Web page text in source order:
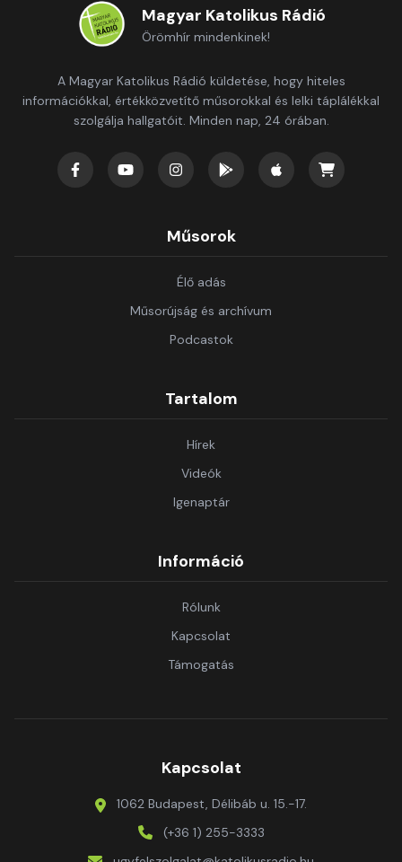
Magyar Katolikus Rádió
Örömhír mindenkinek!
A Magyar Katolikus Rádió küldetése, hogy hiteles
információkkal, értékközvetítő műsorokkal és lelki táplálékkal
szolgálja hallgatóit. Minden nap, 24 órában.
Műsorok
Élő adás
Műsorújság és archívum
Podcastok
Tartalom
Hírek
Videók
Igenaptár
Információ
Rólunk
Kapcsolat
Támogatás
Kapcsolat
1062 Budapest, Délibáb u. 15.-17.
(+36 1) 255-3333